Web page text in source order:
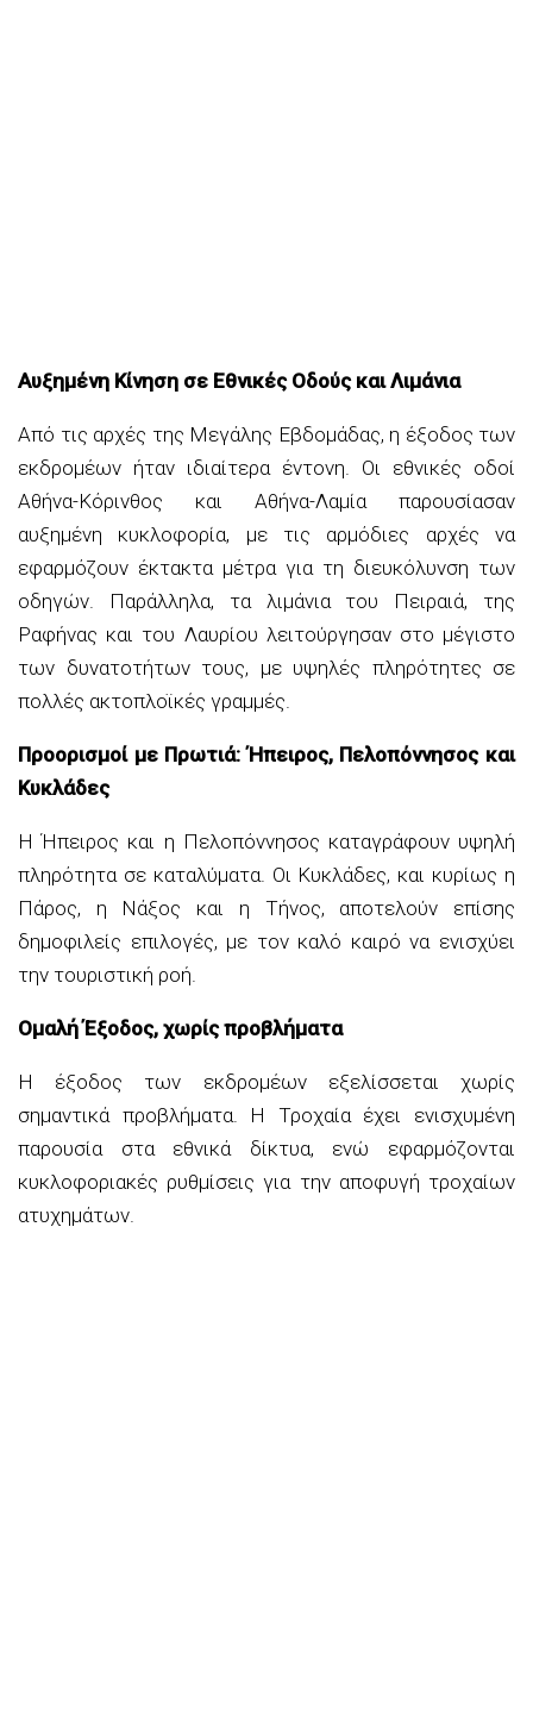
Αυξημένη Κίνηση σε Εθνικές Οδούς και Λιμάνια
Από τις αρχές της Μεγάλης Εβδομάδας, η έξοδος των
εκδρομέων ήταν ιδιαίτερα έντονη. Οι εθνικές οδοί
Αθήνα-Κόρινθος και Αθήνα-Λαμία παρουσίασαν
αυξημένη κυκλοφορία, με τις αρμόδιες αρχές να
εφαρμόζουν έκτακτα μέτρα για τη διευκόλυνση των
οδηγών. Παράλληλα, τα λιμάνια του Πειραιά, της
Ραφήνας και του Λαυρίου λειτούργησαν στο μέγιστο
των δυνατοτήτων τους, με υψηλές πληρότητες σε
πολλές ακτοπλοϊκές γραμμές.
Προορισμοί με Πρωτιά: Ήπειρος, Πελοπόννησος και
Κυκλάδες
Η Ήπειρος και η Πελοπόννησος καταγράφουν υψηλή
πληρότητα σε καταλύματα. Οι Κυκλάδες, και κυρίως η
Πάρος, η Νάξος και η Τήνος, αποτελούν επίσης
δημοφιλείς επιλογές, με τον καλό καιρό να ενισχύει
την τουριστική ροή.
Ομαλή Έξοδος, χωρίς προβλήματα
Η έξοδος των εκδρομέων εξελίσσεται χωρίς
σημαντικά προβλήματα. Η Τροχαία έχει ενισχυμένη
παρουσία στα εθνικά δίκτυα, ενώ εφαρμόζονται
κυκλοφοριακές ρυθμίσεις για την αποφυγή τροχαίων
ατυχημάτων.